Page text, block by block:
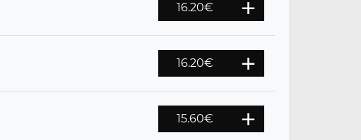
16.20€
16.20€
15.60€